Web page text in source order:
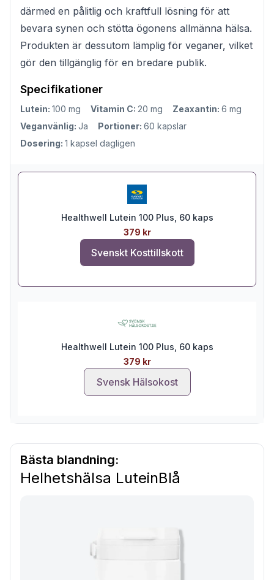
därmed en pålitlig och kraftfull lösning för att
bevara synen och stötta ögonens allmänna hälsa.
Produkten är dessutom lämplig för veganer, vilket
gör den tillgänglig för en bredare publik.
Specifikationer
Lutein: 100 mg Vitamin C: 20 mg Zeaxantin: 6 mg
Veganvänlig: Ja Portioner: 60 kapslar
Dosering: 1 kapsel dagligen
Healthwell Lutein 100 Plus, 60 kaps
379 kr
Svenskt Kosttillskott
Healthwell Lutein 100 Plus, 60 kaps
379 kr
Svensk Hälsokost
Bästa blandning:
Helhetshälsa LuteinBlå